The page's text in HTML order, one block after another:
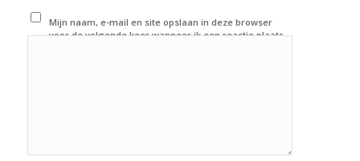
Mijn naam, e-mail en site opslaan in deze browser
voor de volgende keer wanneer ik een reactie plaats.